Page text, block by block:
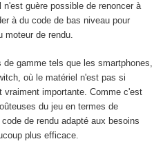
guère possible de renoncer à
à du code de bas niveau pour
moteur de rendu.
gamme tels que les smartphones,
où le matériel n'est pas si
importante. Comme c'est
du jeu en termes de
de rendu adapté aux besoins
plus efficace.